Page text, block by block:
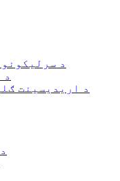
د
د
د اریدیسینت